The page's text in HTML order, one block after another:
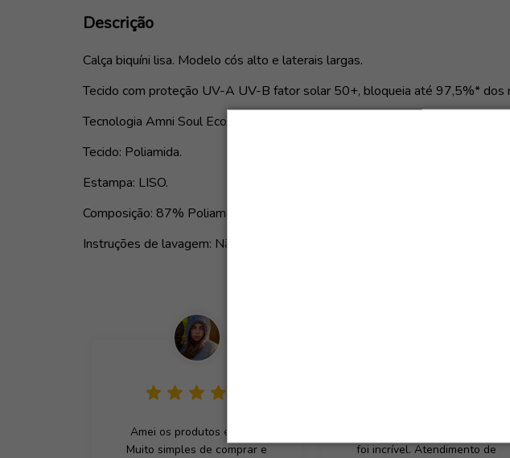
Descrição
Calça biquíni lisa. Modelo cós alto e laterais largas.
Tecido com proteção UV-A UV-B fator solar 50+, bloqueia até 97,5%* dos
Tecnologia Amni Soul Eco.
Tecido: Poliamida.
Estampa: LISO.
Composição: 87% Poliamida e 13% Elastano.
Instruções de lavagem: Não utilizar secadora e ferro. Não alvejar.
Amei os produtos e a loja.
Muito simples de comprar e
foi incrível. Atendimento de